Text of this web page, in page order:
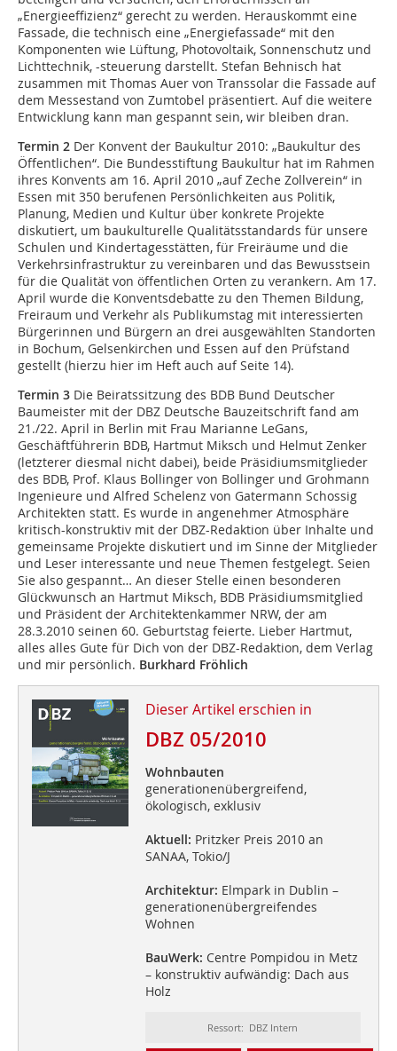
„Energieeffizienz“ gerecht zu werden. Herauskommt eine
Fassade, die technisch eine „Energiefassade“ mit den
Komponenten wie Lüftung, Photovoltaik, Sonnenschutz und
Lichttechnik, -steuerung darstellt. Stefan Behnisch hat
zusammen mit Thomas Auer von Transsolar die Fassade auf
dem Messestand von Zumtobel präsentiert. Auf die weitere
Entwicklung kann man gespannt sein, wir bleiben dran.
Termin 2 Der Konvent der Baukultur 2010: „Baukultur des
Öffentlichen“. Die Bundesstiftung Baukultur hat im Rahmen
ihres Konvents am 16. April 2010 „auf Zeche Zollverein“ in
Essen mit 350 berufenen Persönlichkeiten aus Politik,
Planung, Medien und Kultur über konkrete Projekte
diskutiert, um baukulturelle Qualitätsstandards für unsere
Schulen und Kindertagesstätten, für Freiräume und die
Verkehrsinfrastruktur zu vereinbaren und das Bewusstsein
für die Qualität von öffentlichen Orten zu verankern. Am 17.
April wurde die Konventsdebatte zu den Themen Bildung,
Freiraum und Verkehr als Publikumstag mit interessierten
Bürgerinnen und Bürgern an drei ausgewählten Standorten
in Bochum, Gelsenkirchen und Essen auf den Prüfstand
gestellt (hierzu hier im Heft auch auf Seite 14).
Termin 3 Die Beiratssitzung des BDB Bund Deutscher
Baumeister mit der DBZ Deutsche Bauzeitschrift fand am
21./22. April in Berlin mit Frau Marianne LeGans,
Geschäftführerin BDB, Hartmut Miksch und Helmut Zenker
(letzterer diesmal nicht dabei), beide Präsidiumsmitglieder
des BDB, Prof. Klaus Bollinger von Bollinger und Grohmann
Ingenieure und Alfred Schelenz von Gatermann Schossig
Architekten statt. Es wurde in angenehmer Atmosphäre
kritisch-konstruktiv mit der DBZ-Redaktion über Inhalte und
gemeinsame Projekte diskutiert und im Sinne der Mitglieder
und Leser interessante und neue Themen festgelegt. Seien
Sie also gespannt… An dieser Stelle einen besonderen
Glückwunsch an Hartmut Miksch, BDB Präsidiumsmitglied
und Präsident der Architektenkammer NRW, der am
28.3.2010 seinen 60. Geburtstag feierte. Lieber Hartmut,
alles alles Gute für Dich von der DBZ-Redaktion, dem Verlag
und mir persönlich. Burkhard Fröhlich
Dieser Artikel erschien in
DBZ 05/2010
Wohnbauten
generationenübergreifend,
ökologisch, exklusiv
Aktuell: Pritzker Preis 2010 an
SANAA, Tokio/J
Architektur: Elmpark in Dublin –
generationenübergreifendes
Wohnen
BauWerk: Centre Pompidou in Metz
– konstruktiv aufwändig: Dach aus
Holz
Ressort: DBZ Intern